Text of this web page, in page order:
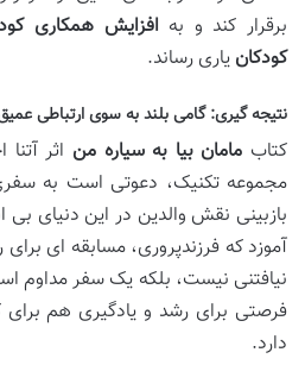
برقرار کند و به افزایش همکاری
کودکان یاری رساند.
نتیجه گیری: گامی بلند به سوی ارتباطی
کتاب مامان بیا به سیاره من اثر
مجموعه تکنیک، دعوتی است به
بازبینی نقش والدین در این دنیای بی
آموزد که فرزندپروری، مسابقه ای
نیافتنی نیست، بلکه یک سفر مداوم
فرصتی برای رشد و یادگیری هم
دارد.